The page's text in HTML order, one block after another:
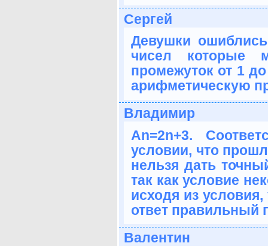
Сергей
Девушки
чисел которые
промежуток от 1
арифметическую
Владимир
An=2n+3.
условии, что
нельзя дать
так как условие
исходя из
ответ правильный
Валентин